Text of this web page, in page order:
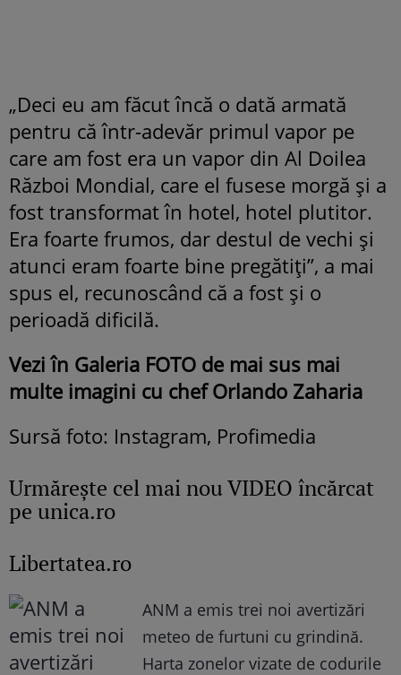
„Deci eu am făcut încă o dată armată
pentru că într-adevăr primul vapor pe
care am fost era un vapor din Al Doilea
Război Mondial, care el fusese morgă și a
fost transformat în hotel, hotel plutitor.
Era foarte frumos, dar destul de vechi și
atunci eram foarte bine pregătiți”, a mai
spus el, recunoscând că a fost și o
perioadă dificilă.
Vezi în Galeria FOTO de mai sus mai
multe imagini cu chef Orlando Zaharia
Sursă foto: Instagram, Profimedia
Urmăreşte cel mai nou VIDEO încărcat
pe unica.ro
Libertatea.ro
ANM a emis trei noi avertizări
meteo de furtuni cu grindină.
Harta zonelor vizate de codurile